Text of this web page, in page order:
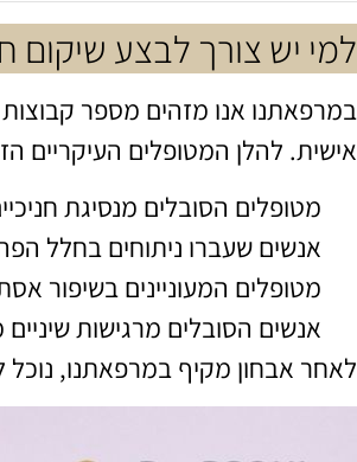
למי יש צורך לבצע שיקום
במרפאתנו אנו מזהים מספר קבוצות
אישית. להלן המטופלים העיקריים
מטופלים הסובלים מנסיגת
אנשים שעברו ניתוחים בחלל
מטופלים המעוניינים בשיפור
אנשים הסובלים מרגישות
לאחר אבחון מקיף במרפאתנו,